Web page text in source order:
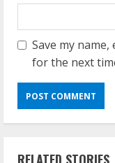
Save my
for the next